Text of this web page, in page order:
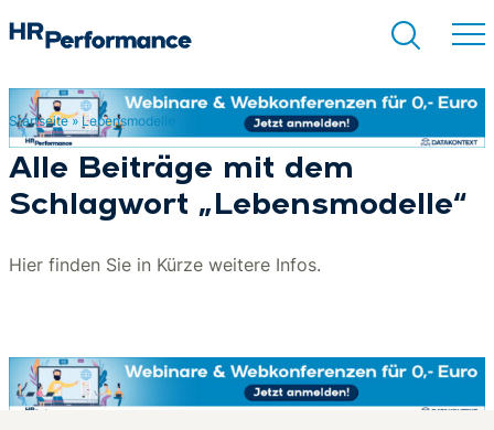
Suchen
Startseite» Lebensmodelle
Alle Beiträge mit dem
Schlagwort „Lebensmodelle“
Hier finden Sie in Kürze weitere Infos.